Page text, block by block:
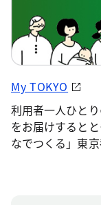
My TOKYO
利用者一人ひと
をお届けすると
なでつくる」東